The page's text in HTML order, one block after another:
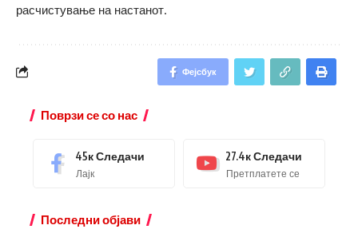
расчистување на настанот.
Фејсбук
Поврзи се со нас
45кСледачи
Лајк
27.4кСледачи
Претплатете се
Последни објави